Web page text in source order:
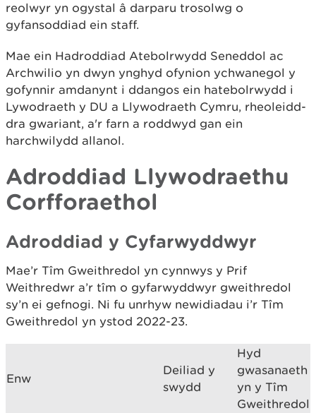
reolwyr yn ogystal â darparu trosolwg o
gyfansoddiad ein staff.
Mae ein Hadroddiad Atebolrwydd Seneddol ac
Archwilio yn dwyn ynghyd ofynion ychwanegol y
gofynnir amdanynt i ddangos ein hatebolrwydd i
Lywodraeth y DU a Llywodraeth Cymru, rheoleidd-
dra gwariant, a'r farn a roddwyd gan ein
harchwilydd allanol.
Adroddiad Llywodraethu
Corfforaethol
Adroddiad y Cyfarwyddwyr
Mae’r Tîm Gweithredol yn cynnwys y Prif
Weithredwr a’r tîm o gyfarwyddwyr gweithredol
sy’n ei gefnogi. Ni fu unrhyw newidiadau i’r Tîm
Gweithredol yn ystod 2022-23.
Enw
Deiliad y
swydd
Hyd
gwasanaeth
yn y Tîm
Gweithredol